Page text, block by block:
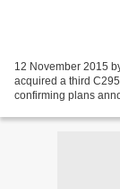
12 November 2015
acquired a third
confirming plans